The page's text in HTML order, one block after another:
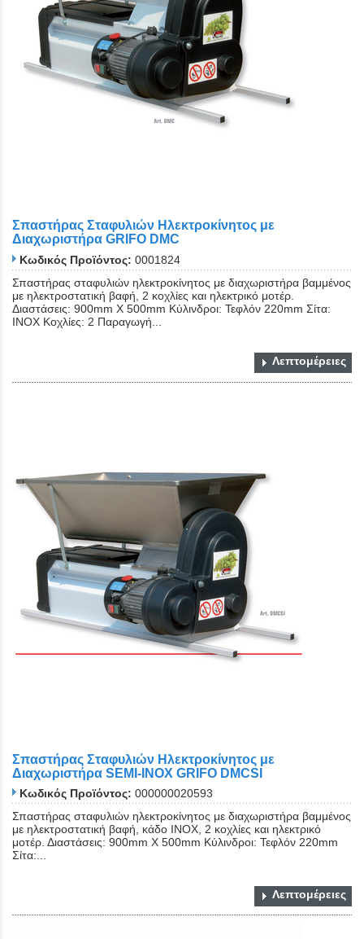
Σπαστήρας Σταφυλιών Ηλεκτροκίνητος με
Διαχωριστήρα GRIFO DMC
Κωδικός Προϊόντος: 0001824
Σπαστήρας σταφυλιών ηλεκτροκίνητος με διαχωριστήρα βαμμένος
με ηλεκτροστατική βαφή, 2 κοχλίες και ηλεκτρικό μοτέρ.
Διαστάσεις: 900mm Χ 500mm Κύλινδροι: Τεφλόν 220mm Σίτα:
ΙΝΟΧ Κοχλίες: 2 Παραγωγή...
Λεπτομέρειες
Σπαστήρας Σταφυλιών Ηλεκτροκίνητος με
Διαχωριστήρα SEMI-INOX GRIFO DMCSI
Κωδικός Προϊόντος: 000000020593
Σπαστήρας σταφυλιών ηλεκτροκίνητος με διαχωριστήρα βαμμένος
με ηλεκτροστατική βαφή, κάδο INOX, 2 κοχλίες και ηλεκτρικό
μοτέρ. Διαστάσεις: 900mm Χ 500mm Κύλινδροι: Τεφλόν 220mm
Σίτα:...
Λεπτομέρειες